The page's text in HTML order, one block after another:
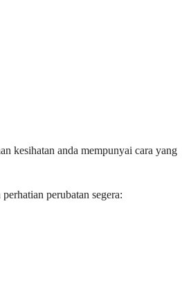
kesihatan anda mempunyai cara yang
perubatan segera: